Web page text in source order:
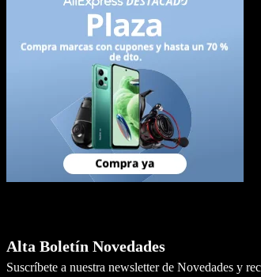
Alta Boletín Novedades
Suscríbete a nuestra newsletter de Novedades y